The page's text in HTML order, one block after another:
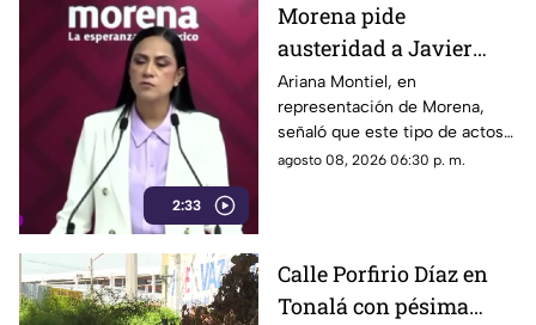
2:33
Morena pide
austeridad a Javier
May, pero el ejemplo
parece faltar en casa
Ariana Montiel, en
representación de Morena,
señaló que este tipo de actos y
el gasto de recursos
austeridad establecidos por el
partido.
agosto 08, 2026 06:30 p. m.
Calle Porfirio Díaz en
Tonalá con pésima